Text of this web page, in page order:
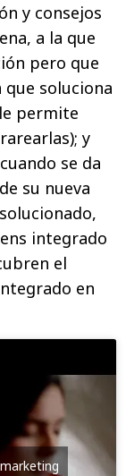
y consejos
a la que
pero que
soluciona
permite
y
se da
su nueva
integrado
el
en